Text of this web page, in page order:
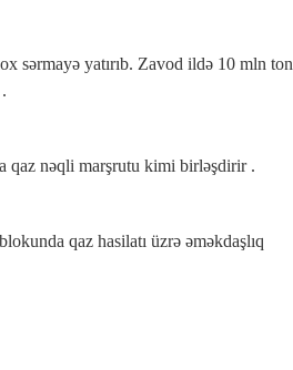
sərmayə yatırıb. Zavod ildə 10 mln ton
nəqli marşrutu kimi birləşdirir .
qaz hasilatı üzrə əməkdaşlıq